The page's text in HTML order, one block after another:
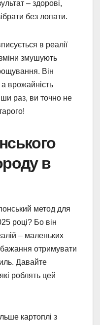
– здорові,
без лопати.
в реалії
змушують
Він
врожайність
раз, ви точно не
в
метод для
році? Бо він
– маленьких
бажання отримувати
Давайте
роблять цей
картоплі з